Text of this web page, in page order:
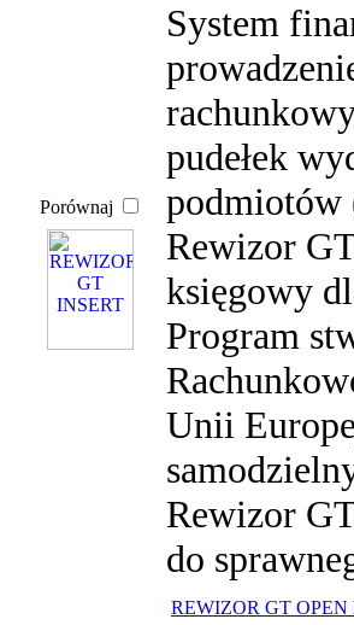
Porównaj
System
pudełek
podmiotów
Rewizor
księgowy
Program
Unii
Rewizor
do
REWIZOR GT OPEN